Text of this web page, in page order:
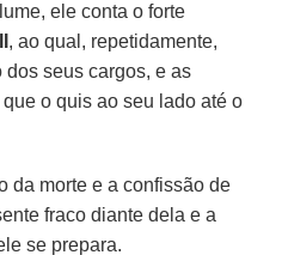
ele conta o forte
, ao qual, repetidamente,
seus cargos, e as
o quis ao seu lado até o
da morte e a confissão de
fraco diante dela e a
se prepara.